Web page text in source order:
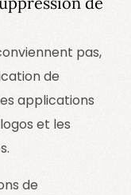
pas,
de
applications
et les
de